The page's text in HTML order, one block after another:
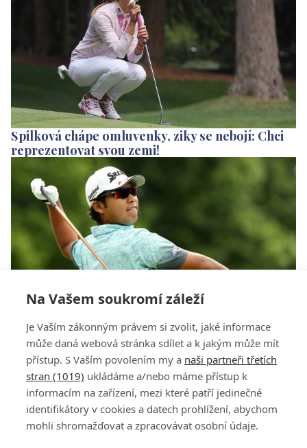
Na Vašem soukromí záleží
Je Vaším zákonným právem si zvolit, jaké informace
může daná webová stránka sdílet a k jakým může mít
přístup. S Vaším povolením my a naši partneři třetích
stran (1019) ukládáme a/nebo máme přístup k
informacím na zařízení, mezi které patří jedinečné
identifikátory v cookies a datech prohlížení, abychom
mohli shromažďovat a zpracovávat osobní údaje.
Spilková chápe omluvenky, ziky se nebojí: Chci
reprezentovat svou zemi!
Další odpadlík pro Rio. Na olympiádu nepojede
ani Matsuyama